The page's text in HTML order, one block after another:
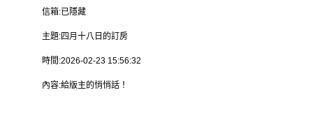
信箱:已隱藏
主題:四月十八日的訂房
時間:2026-02-23 15:56:32
內容:給版主的悄悄話！